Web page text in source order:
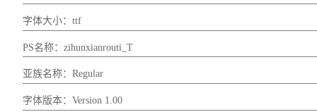
字体大小：ttf
PS名称：zihunxianrouti_T
亚族名称：Regular
字体版本：Version 1.00